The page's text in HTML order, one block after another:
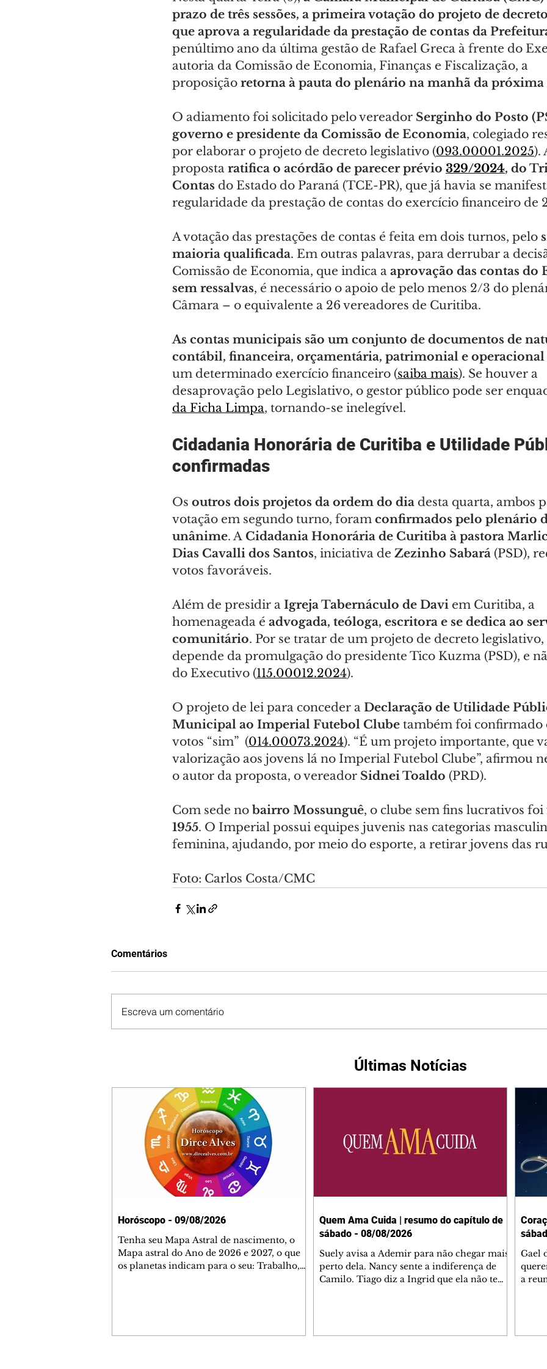
prazo de três sessões, a primeira votação do projeto de
que aprova a regularidade da prestação de contas da
penúltimo ano da última gestão de Rafael Greca à frente do
autoria da Comissão de Economia, Finanças e Fiscalização, a
proposição retorna à pauta do plenário na manhã da próxima
O adiamento foi solicitado pelo vereador Serginho do Posto
governo e presidente da Comissão de Economia, colegiado
por elaborar o projeto de decreto legislativo (093.00001.2025).
proposta ratifica o acórdão de parecer prévio 329/2024, do
Contas do Estado do Paraná (TCE-PR), que já havia se
regularidade da prestação de contas do exercício financeiro de
A votação das prestações de contas é feita em dois turnos, pelo
maioria qualificada. Em outras palavras, para derrubar a
Comissão de Economia, que indica a aprovação das contas do
sem ressalvas, é necessário o apoio de pelo menos 2/3 do
Câmara – o equivalente a 26 vereadores de Curitiba.
As contas municipais são um conjunto de documentos de
contábil, financeira, orçamentária, patrimonial e operacional
um determinado exercício financeiro (saiba mais). Se houver a
desaprovação pelo Legislativo, o gestor público pode ser
da Ficha Limpa, tornando-se inelegível.
Cidadania Honorária de Curitiba e Utilidade
confirmadas
Os outros dois projetos da ordem do dia desta quarta, ambos
votação em segundo turno, foram confirmados pelo plenário
unânime. A Cidadania Honorária de Curitiba à pastora
Dias Cavalli dos Santos, iniciativa de Zezinho Sabará (PSD),
votos favoráveis.
Além de presidir a Igreja Tabernáculo de Davi em Curitiba, a
homenageada é advogada, teóloga, escritora e se dedica ao
comunitário. Por se tratar de um projeto de decreto
depende da promulgação do presidente Tico Kuzma (PSD), e
do Executivo (115.00012.2024).
O projeto de lei para conceder a Declaração de Utilidade
Municipal ao Imperial Futebol Clube também foi confirmado
votos “sim”  (014.00073.2024). “É um projeto importante, que
valorização aos jovens lá no Imperial Futebol Clube”, afirmou
o autor da proposta, o vereador Sidnei Toaldo (PRD).
Com sede no bairro Mossunguê, o clube sem fins lucrativos foi
1955. O Imperial possui equipes juvenis nas categorias
feminina, ajudando, por meio do esporte, a retirar jovens das
Foto: Carlos Costa/CMC
Comentários
Escreva um comentário
Últimas Notícias
Horóscopo - 09/08/2026
Tenha seu Mapa Astral de nascimento, o
Mapa astral do Ano de 2026 e 2027, o que
os planetas indicam para o seu: Trabalho,
Quem Ama Cuida | resumo do capítulo de
sábado - 08/08/2026
Suely avisa a Ademir para não chegar mais
perto dela. Nancy sente a indiferença de
Camilo. Tiago diz a Ingrid que ela não tem
Gael
a